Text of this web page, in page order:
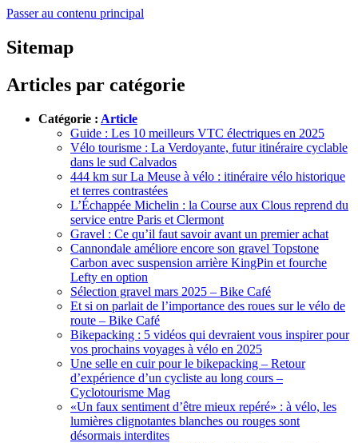
Passer au contenu principal
Sitemap
Articles par catégorie
Catégorie : Article
Guide : Les 10 meilleurs VTC électriques en 2025
Vélo tourisme : La Verdoyante, futur itinéraire cyclable
dans le sud Calvados
444 km sur La Meuse à vélo : itinéraire vélo historique
et terres contrastées
L’Échappée Michelin : la Course aux Clous reprend du
service entre Paris et Clermont
Gravel : Ce qu’il faut savoir avant un premier achat
Cannondale améliore encore son gravel Topstone
Carbon avec suspension arrière KingPin et fourche
Lefty en option
Sélection gravel mars 2025 – Bike Café
Et si on parlait de l’importance des roues sur le vélo de
route – Bike Café
Bikepacking : 5 vidéos qui devraient vous inspirer pour
vos prochains voyages à vélo en 2025
Une selle en cuir pour le bikepacking – Retour
d’expérience d’un cycliste au long cours –
Cyclotourisme Mag
«Un faux sentiment d’être mieux repéré» : à vélo, les
lumières clignotantes blanches ou rouges sont
désormais interdites